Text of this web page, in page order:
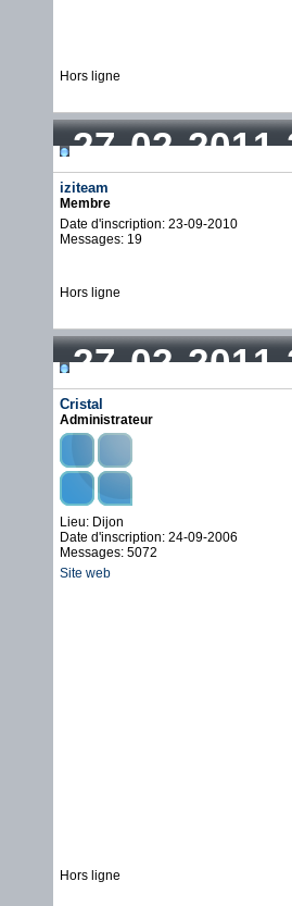
Hors ligne
27-02-2011
iziteam
Membre
Date d'inscription: 23-09-2010
Messages: 19
Hors ligne
27-02-2011
Cristal
Administrateur
Lieu: Dijon
Date d'inscription: 24-09-2006
Messages: 5072
Site web
Hors ligne